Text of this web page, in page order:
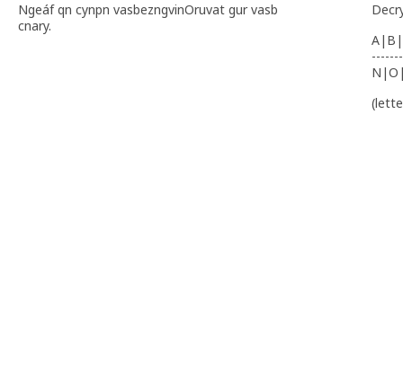
Ngeáf qn cynpn vasbezngvinOruvat gur vasb
cnary.